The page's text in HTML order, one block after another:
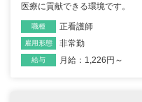
医療に貢献できる環境です。
職種 正看護師
雇用形態 非常勤
給与 月給：1,226円～